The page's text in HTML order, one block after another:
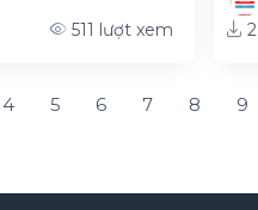
511 lượt xem 2
4 5 6 7 8 9